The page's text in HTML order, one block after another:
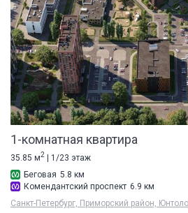
1-комнатная квартира
35.85 м2
| 1/23 этаж
Беговая 5.8 км
Комендантский проспект 6.9 км
Санкт-Петербург, Приморский район,